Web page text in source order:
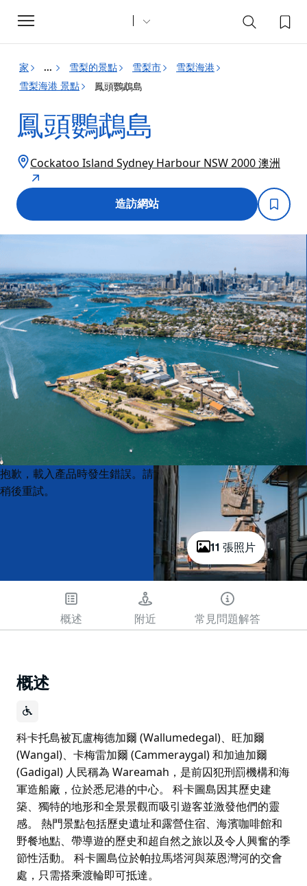
Toggle
navigation
家 ... 雪梨的景點 雪梨市
雪梨海港
雪梨海港 景點
鳳頭鸚鵡島
鳳頭鸚鵡島
Cockatoo Island Sydney Harbour NSW 2000 澳洲
造訪網站
11 張照片
Product
List
Product
List
抱歉，載入產品時發生錯誤。請
稍後重試。
概述 附近 常見問題解答
概述
科卡托島被瓦盧梅德加爾 (Wallumedegal)、旺加爾
(Wangal)、卡梅雷加爾 (Cammeraygal) 和加迪加爾
(Gadigal) 人民稱為 Wareamah，是前囚犯刑罰機構和海
軍造船廠，位於悉尼港的中心。 科卡圖島因其歷史建
築、獨特的地形和全景景觀而吸引遊客並激發他們的靈
感。 熱門景點包括歷史遺址和露營住宿、海濱咖啡館和
野餐地點、帶導遊的歷史和超自然之旅以及令人興奮的季
節性活動。 科卡圖島位於帕拉馬塔河與萊恩灣河的交會
處，只需搭乘渡輪即可抵達。